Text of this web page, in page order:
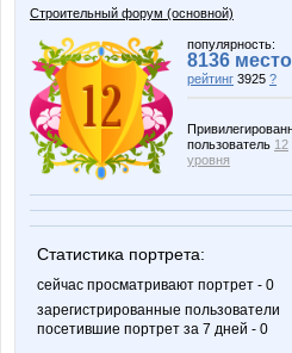
Строительный форум (основной)
популярность:
8136 место
рейтинг 3925 ?
пользователь 12
уровня
Статистика портрета:
сейчас просматривают портрет - 0
зарегистрированные пользователи
посетившие портрет за 7 дней - 0